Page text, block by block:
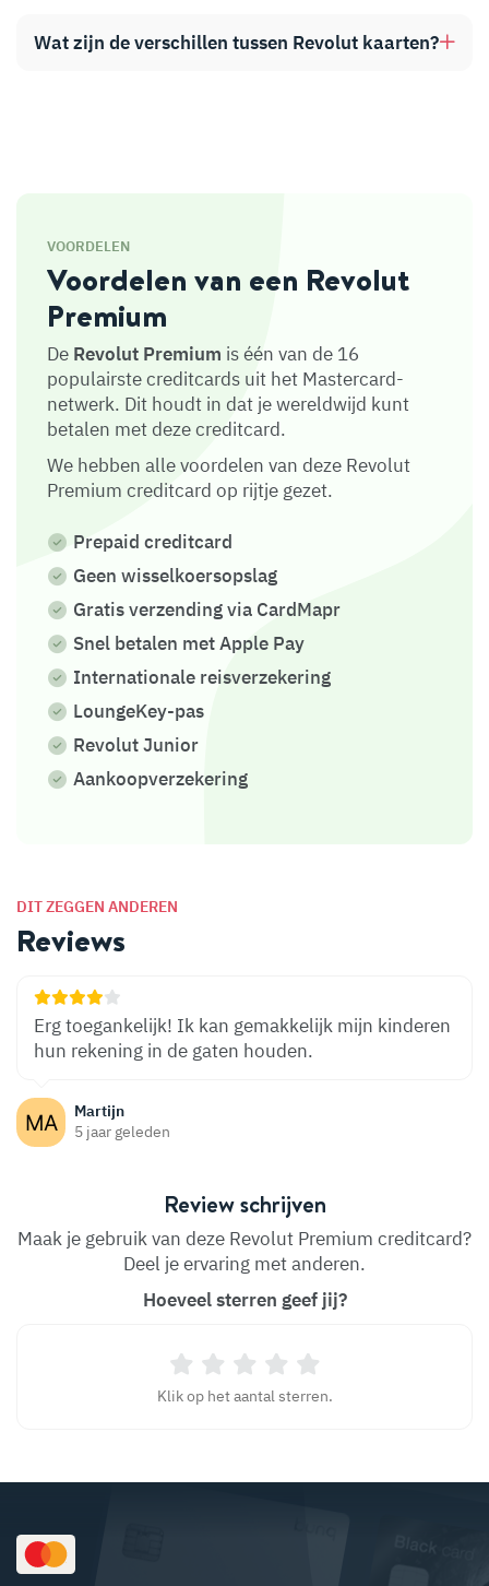
Wat zijn de verschillen tussen Revolut kaarten?
VOORDELEN
Voordelen van een Revolut
Premium
De Revolut Premium is één van de 16
populairste creditcards uit het Mastercard-
netwerk. Dit houdt in dat je wereldwijd kunt
betalen met deze creditcard.
We hebben alle voordelen van deze Revolut
Premium creditcard op rijtje gezet.
Prepaid creditcard
Geen wisselkoersopslag
Gratis verzending via CardMapr
Snel betalen met Apple Pay
Internationale reisverzekering
LoungeKey-pas
Revolut Junior
Aankoopverzekering
DIT ZEGGEN ANDEREN
Reviews
Martijn
5 jaar geleden
Erg toegankelijk! Ik kan gemakkelijk mijn kinderen
hun rekening in de gaten houden.
Review schrijven
Maak je gebruik van deze Revolut Premium creditcard?
Deel je ervaring met anderen.
Hoeveel sterren geef jij?
Klik op het aantal sterren.